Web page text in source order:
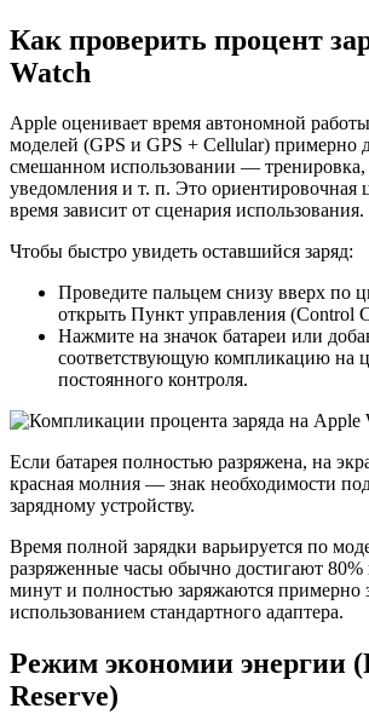
Как проверить процент
Watch
Apple оценивает время автономной
моделей (GPS и GPS + Cellular) примерно
смешанном использовании — тренировка,
уведомления и т. п. Это ориентировочная
время зависит от сценария использования.
Чтобы быстро увидеть оставшийся заряд:
Проведите пальцем снизу вверх по
открыть Пункт управления (Control
Нажмите на значок батареи или
соответствующую компликацию на
постоянного контроля.
Если батарея полностью разряжена, на
красная молния — знак необходимости
зарядному устройству.
Время полной зарядки варьируется по
разряженные часы обычно достигают 80%
минут и полностью заряжаются примерно
использованием стандартного адаптера.
Режим экономии энергии
Reserve)